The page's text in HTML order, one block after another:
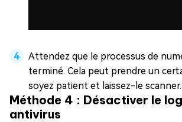
Attendez que le processus de
terminé. Cela peut prendre un
soyez patient et laissez-le scanner.
Méthode 4 : Désactiver le
antivirus